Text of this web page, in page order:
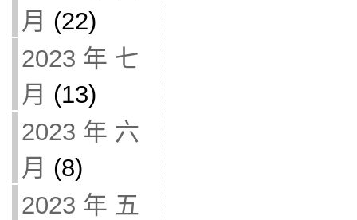
月 (22)
2023 年 七
月 (13)
2023 年 六
月 (8)
2023 年 五